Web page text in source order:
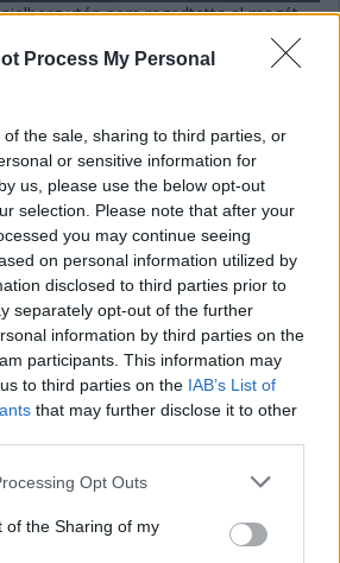
Process My Personal
the sale, sharing to third parties, or
or sensitive information for
us, please use the below opt-out
selection. Please note that after your
you may continue seeing
on personal information utilized by
disclosed to third parties prior to
separately opt-out of the further
information by third parties on the
participants. This information may
to third parties on the IAB’s List of
that may further disclose it to other
app uses one or more Google
or usage behaviour. You may click to
to Google and its third-party tags to
Opt Outs
of the Sharing of my
után nem ragadtatta el magát,
teszi: Fred Vasseur szerint az újságírók
ők még nem fognak.
győztesei és vesztesei